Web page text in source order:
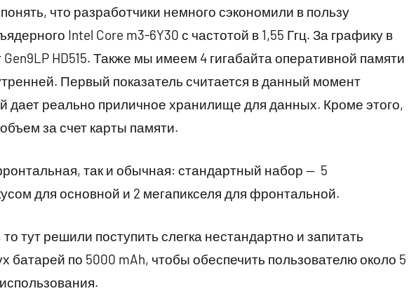
что разработчики немного сэкономили в пользу
Intel Core m3-6Y30 с частотой в 1,55 Ггц. За графику в
HD515. Также мы имеем 4 гигабайта оперативной памяти
Первый показатель считается в данный момент
дает реально приличное хранилище для данных. Кроме этого,
за счет карты памяти.
так и обычная: стандартный набор — 5
для основной и 2 мегапикселя для фронтальной.
тут решили поступить слегка нестандартно и запитать
батарей по 5000 mAh, чтобы обеспечить пользователю около 5